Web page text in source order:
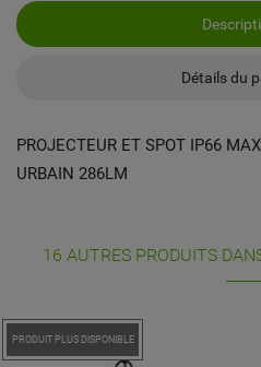
Détails du
PROJECTEUR ET SPOT IP66
URBAIN 286LM
16 AUTRES PRODUITS
PROMO !
PRODUIT PLUS DISPONIBLE